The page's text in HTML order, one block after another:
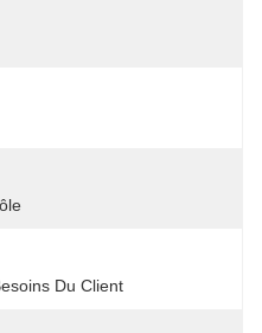
Du Client